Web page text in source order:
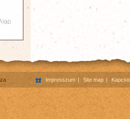
Impresszum Site map